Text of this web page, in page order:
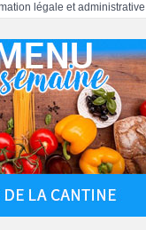
légale et administrative